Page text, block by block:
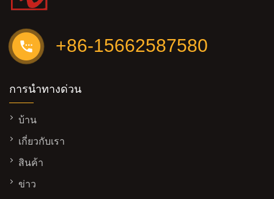
+86-15662587580
การนำทางด่วน
บ้าน
เกี่ยวกับเรา
สินค้า
ข่าว